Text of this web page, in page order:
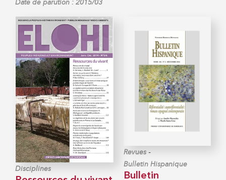
Date de parution : 2015/03
Disciplines
Revues -
Bulletin Hispanique
Bulletin